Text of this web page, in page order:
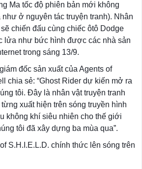
Ma tốc độ phiên bản mới không
ở nguyên tác truyện tranh). Nhân
chiến đấu cùng chiếc ôtô Dodge
lửa như bức hình được các nhà sản
trong sáng 13/9.
đốc sản xuất của Agents of
chia sẻ: “Ghost Rider dự kiến mở ra
tôi. Đây là nhân vật truyện tranh
xuất hiện trên sóng truyền hình
không khí siêu nhiên cho thế giới
tôi đã xây dựng ba mùa qua”.
S.H.I.E.L.D. chính thức lên sóng trên